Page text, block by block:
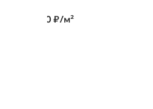
2 250 ₽/м²